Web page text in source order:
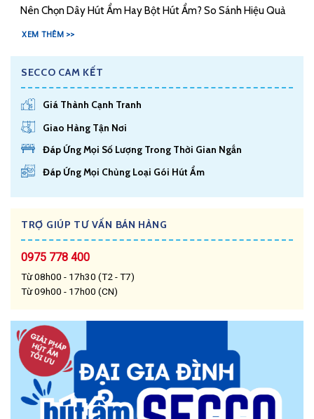
Nên Chọn Dây Hút Ẩm Hay Bột Hút Ẩm? So Sánh Hiệu Quả
XEM THÊM >>
SECCO CAM KẾT
Giá Thành Cạnh Tranh
Giao Hàng Tận Nơi
Đáp Ứng Mọi Số Lượng Trong Thời Gian Ngắn
Đáp Ứng Mọi Chủng Loại Gói Hút Ẩm
TRỢ GIÚP TƯ VẤN BÁN HÀNG
0975 778 400
Từ 08h00 - 17h30 (T2 - T7)
Từ 09h00 - 17h00 (CN)